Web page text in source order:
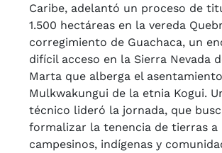
Caribe, adelantó un proceso de
1.500 hectáreas en la vereda
corregimiento de Guachaca, un
difícil acceso en la Sierra Nevada
Marta que alberga el
Mulkwakungui de la etnia Kogui.
técnico lideró la jornada, que
formalizar la tenencia de tierras a
campesinos, indígenas y